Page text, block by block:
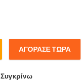
ΑΓΌΡΑΣΕ ΤΏΡΑ
Συγκρίνω